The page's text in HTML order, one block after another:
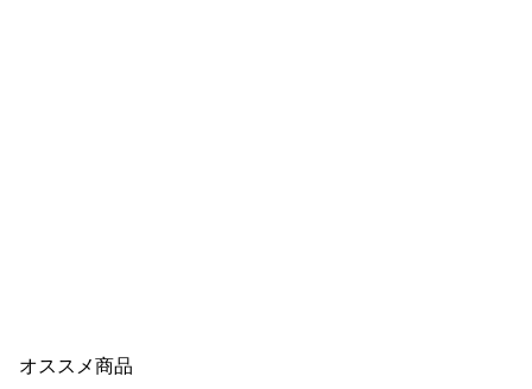
オススメ商品